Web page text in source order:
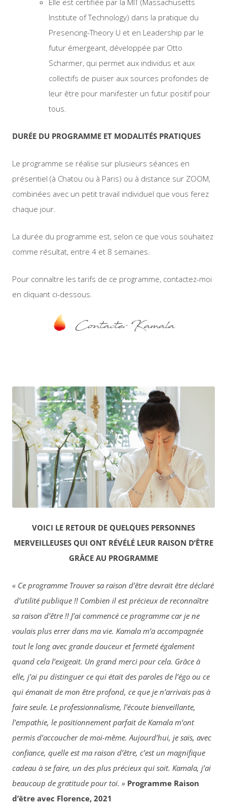
Institute of Technology) dans la pratique du
Presencing-Theory U et en Leadership par le
futur émergeant, développée par Otto
Scharmer, qui permet aux individus et aux
collectifs de puiser aux sources profondes de
leur être pour manifester un futur positif pour
tous.
DURÉE DU PROGRAMME ET MODALITÉS PRATIQUES
Le programme se réalise sur plusieurs séances en
présentiel (à Chatou ou à Paris) ou à distance sur ZOOM,
combinées avec un petit travail individuel que vous ferez
chaque jour.
La durée du programme est, selon ce que vous souhaitez
comme résultat, entre 4 et 8 semaines.
Pour connaître les tarifs de ce programme, contactez-moi
en cliquant ci-dessous.
Contacter Kamala
VOICI LE RETOUR DE QUELQUES PERSONNES
MERVEILLEUSES QUI ONT RÉVÉLÉ LEUR RAISON D’ÊTRE
GRÂCE AU PROGRAMME
« Ce programme Trouver sa raison d’être devrait être déclaré
d’utilité publique !! Combien il est précieux de reconnaître
sa raison d’être !! J’ai commencé ce programme car je ne
voulais plus errer dans ma vie. Kamala m’a accompagnée
tout le long avec grande douceur et fermeté également
quand cela l’exigeait. Un grand merci pour cela. Grâce à
elle, j’ai pu distinguer ce qui était des paroles de l’égo ou ce
qui émanait de mon être profond, ce que je n’arrivais pas à
faire seule. Le professionnalisme, l’écoute bienveillante,
l’empathie, le positionnement parfait de Kamala m’ont
permis d’accoucher de moi-même. Aujourd’hui, je sais, avec
confiance, quelle est ma raison d’être, c’est un magnifique
cadeau à se faire, un des plus précieux qui soit. Kamala, j’ai
beaucoup de gratitude pour toi. » Programme Raison
d’être avec Florence, 2021